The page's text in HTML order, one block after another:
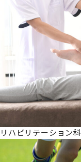
リハビリテーション科